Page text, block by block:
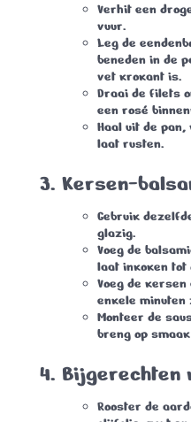
Verhit een
vuur.
Leg de
beneden in de
vet krokant is.
Draai de filets
een rosé
Haal uit de
laat rusten.
Kersen-
Gebruik
glazig.
Voeg de
laat inkoken
Voeg de
enkele minuten
Monteer de
breng op
Bijgerechten
Rooster de